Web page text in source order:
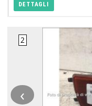
DETTAGLI
‹